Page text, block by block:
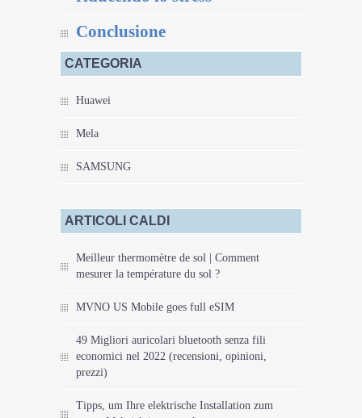
Conclusione
CATEGORIA
Huawei
Mela
SAMSUNG
ARTICOLI CALDI
Meilleur thermomètre de sol | Comment
mesurer la température du sol ?
MVNO US Mobile goes full eSIM
49 Migliori auricolari bluetooth senza fili
economici nel 2022 (recensioni, opinioni,
prezzi)
Tipps, um Ihre elektrische Installation zum